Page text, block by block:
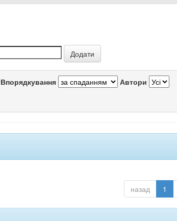
Впорядкування Автори
назад 1